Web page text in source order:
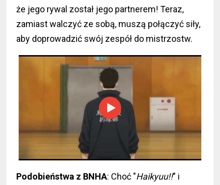
że jego rywal został jego partnerem! Teraz,
zamiast walczyć ze sobą, muszą połączyć siły,
aby doprowadzić swój zespół do mistrzostw.
Podobieństwa z BNHA: Choć "Haikyuu!!" i